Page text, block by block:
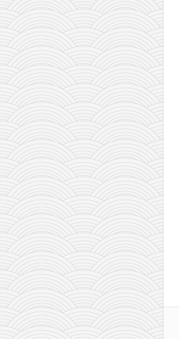
контакт